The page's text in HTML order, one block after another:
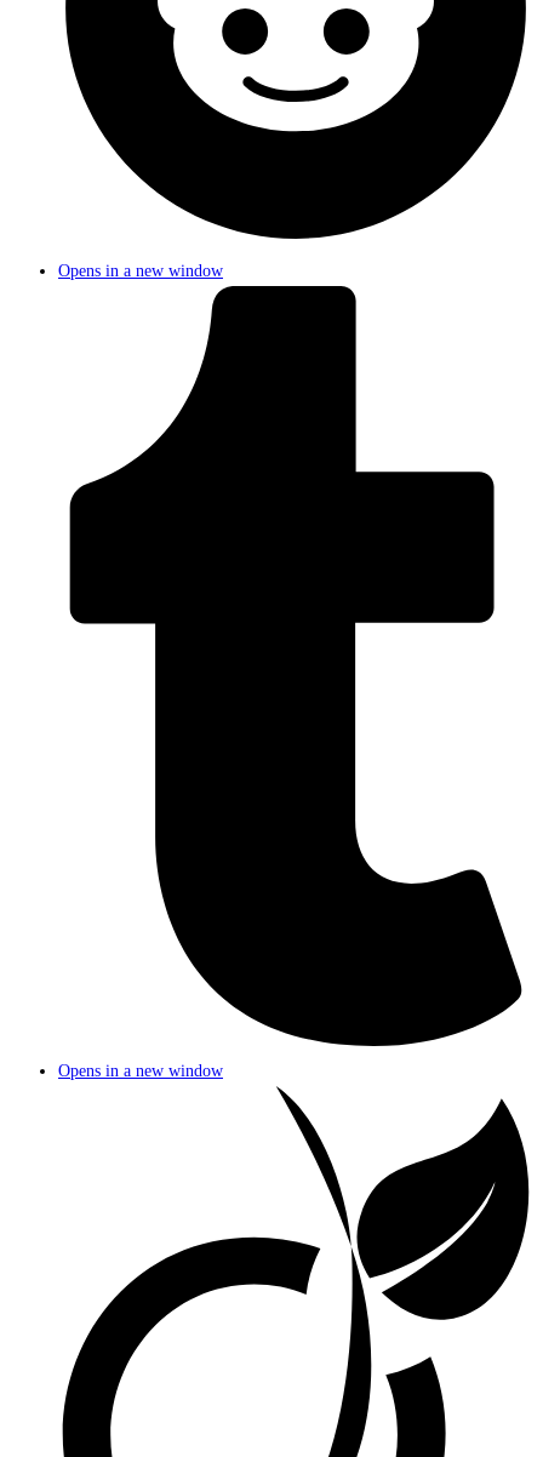
Opens in a new window
Opens in a new window